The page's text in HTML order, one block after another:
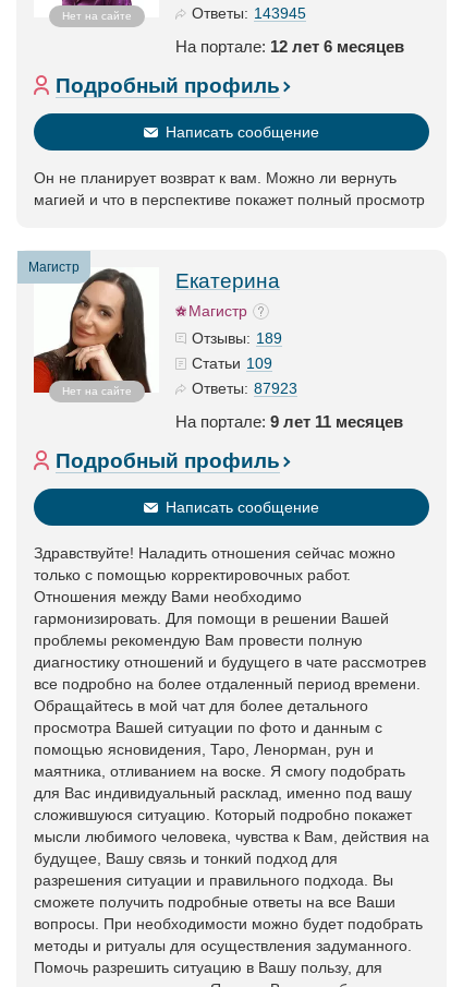
Нет на сайте
Ответы: 143945
На портале: 12 лет 6 месяцев
Подробный профиль
Написать сообщение
Он не планирует возврат к вам. Можно ли вернуть
магией и что в перспективе покажет полный просмотр
Магистр
Нет на сайте
Екатерина
Магистр
Отзывы: 189
Статьи 109
Ответы: 87923
На портале: 9 лет 11 месяцев
Подробный профиль
Написать сообщение
Здравствуйте! Наладить отношения сейчас можно
только с помощью корректировочных работ.
Отношения между Вами необходимо
гармонизировать. Для помощи в решении Вашей
проблемы рекомендую Вам провести полную
диагностику отношений и будущего в чате рассмотрев
все подробно на более отдаленный период времени.
Обращайтесь в мой чат для более детального
просмотра Вашей ситуации по фото и данным с
помощью ясновидения, Таро, Ленорман, рун и
маятника, отливанием на воске. Я смогу подобрать
для Вас индивидуальный расклад, именно под вашу
сложившуюся ситуацию. Который подробно покажет
мысли любимого человека, чувства к Вам, действия на
будущее, Вашу связь и тонкий подход для
разрешения ситуации и правильного подхода. Вы
сможете получить подробные ответы на все Ваши
вопросы. При необходимости можно будет подобрать
методы и ритуалы для осуществления задуманного.
Помочь разрешить ситуацию в Вашу пользу, для